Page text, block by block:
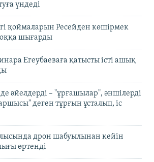
үндеді
қоймаларын Ресейден көшірмек
шығарды
Егеубаеваға қатысты істі ашық
әйелдерді – "ұрғашылар", әншілерді
деген тұрғын ұсталып, іс
дрон шабуылынан кейін
өртенді